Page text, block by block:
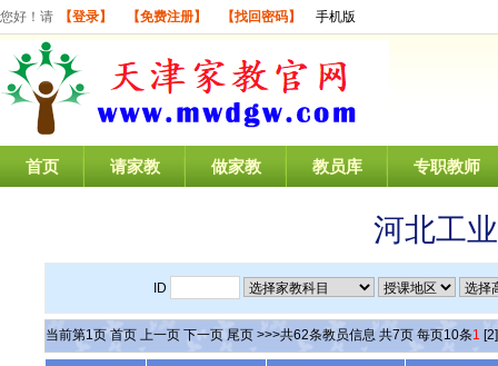
您好！请 【登录】 【免费注册】 【找回密码】 手机版
首页 请家教 做家教 教员库 专职教师
河北工
ID
当前第1页 首页 上一页 下一页 尾页 >>>共62条教员信息 共7页 每页10条1 [2]